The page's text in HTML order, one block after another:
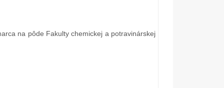
na pôde Fakulty chemickej a potravinárskej